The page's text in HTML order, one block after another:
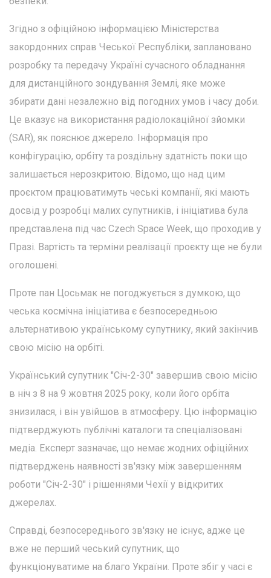
Згідно з офіційною інформацією Міністерства
закордонних справ Чеської Республіки, заплановано
розробку та передачу Україні сучасного обладнання
для дистанційного зондування Землі, яке може
збирати дані незалежно від погодних умов і часу доби.
Це вказує на використання радіолокаційної зйомки
(SAR), як пояснює джерело. Інформація про
конфігурацію, орбіту та роздільну здатність поки що
залишається нерозкритою. Відомо, що над цим
проєктом працюватимуть чеські компанії, які мають
досвід у розробці малих супутників, і ініціатива була
представлена під час Czech Space Week, що проходив у
Празі. Вартість та терміни реалізації проєкту ще не були
оголошені.
Проте пан Цосьмак не погоджується з думкою, що
чеська космічна ініціатива є безпосередньою
альтернативою українському супутнику, який закінчив
свою місію на орбіті.
Український супутник "Січ-2-30" завершив свою місію
в ніч з 8 на 9 жовтня 2025 року, коли його орбіта
знизилася, і він увійшов в атмосферу. Цю інформацію
підтверджують публічні каталоги та спеціалізовані
медіа. Експерт зазначає, що немає жодних офіційних
підтверджень наявності зв'язку між завершенням
роботи "Січ-2-30" і рішеннями Чехії у відкритих
джерелах.
Справді, безпосереднього зв'язку не існує, адже це
вже не перший чеський супутник, що
функціонуватиме на благо України. Проте збіг у часі є